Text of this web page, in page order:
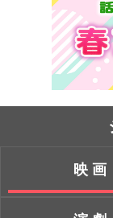
映画